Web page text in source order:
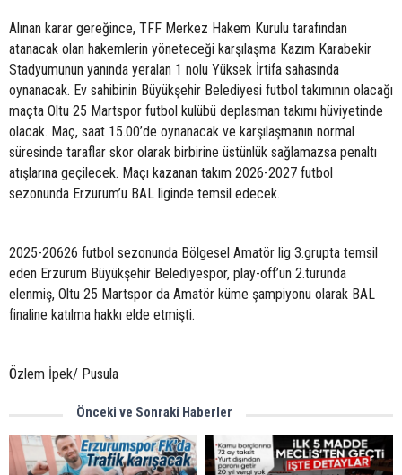
Alınan karar gereğince, TFF Merkez Hakem Kurulu tarafından
atanacak olan hakemlerin yöneteceği karşılaşma Kazım Karabekir
Stadyumunun yanında yeralan 1 nolu Yüksek İrtifa sahasında
oynanacak. Ev sahibinin Büyükşehir Belediyesi futbol takımının olacağı
maçta Oltu 25 Martspor futbol kulübü deplasman takımı hüviyetinde
olacak. Maç, saat 15.00’de oynanacak ve karşılaşmanın normal
süresinde taraflar skor olarak birbirine üstünlük sağlamazsa penaltı
atışlarına geçilecek. Maçı kazanan takım 2026-2027 futbol
sezonunda Erzurum’u BAL liginde temsil edecek.
2025-20626 futbol sezonunda Bölgesel Amatör lig 3.grupta temsil
eden Erzurum Büyükşehir Belediyespor, play-off’un 2.turunda
elenmiş, Oltu 25 Martspor da Amatör küme şampiyonu olarak BAL
finaline katılma hakkı elde etmişti.
Özlem İpek/ Pusula
Önceki ve Sonraki Haberler